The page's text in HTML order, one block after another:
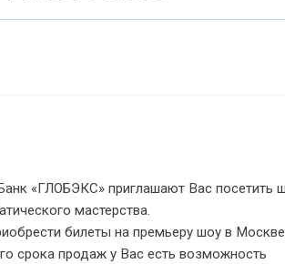
«ГЛОБЭКС» приглашают Вас посетить
мастерства.
билеты на премьеру шоу в
срока продаж у Вас есть возможность